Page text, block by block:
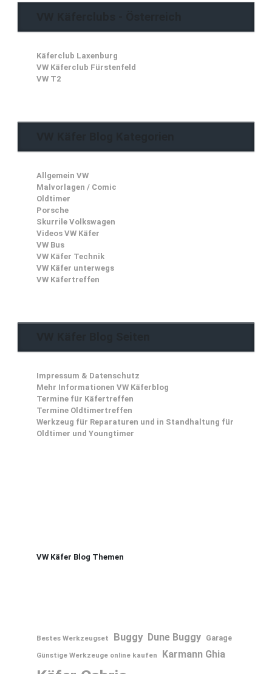
Käferclub Laxenburg
VW Käferclub Fürstenfeld
VW T2
Allgemein VW
Malvorlagen / Comic
Oldtimer
Porsche
Skurrile Volkswagen
Videos VW Käfer
VW Bus
VW Käfer Technik
VW Käfer unterwegs
VW Käfertreffen
Impressum & Datenschutz
Mehr Informationen VW Käferblog
Termine für Käfertreffen
Termine Oldtimertreffen
Werkzeug für Reparaturen und in Standhaltung für
Oldtimer und Youngtimer
VW Käfer Blog Themen
Bestes Werkzeugset Buggy Dune Buggy
Garage
Günstige Werkzeuge online kaufen
Karmann Ghia